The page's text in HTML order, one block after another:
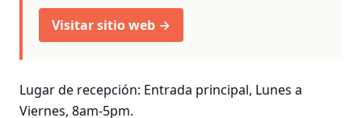
Visitar sitio web →
Lugar de recepción: Entrada principal, Lunes a
Viernes, 8am-5pm.